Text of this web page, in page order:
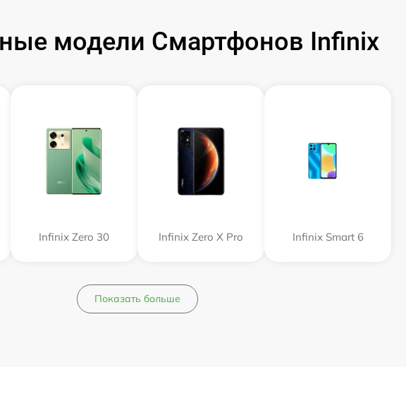
модели Смартфонов Infinix
Infinix Zero 30 Infinix Zero X Pro Infinix Smart 6
Показать больше